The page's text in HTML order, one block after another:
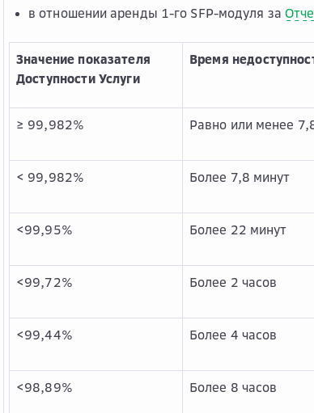
в отношении аренды 1-го SFP-модуля за
Значение показателя
Доступности Услуги
Время
≥ 99,982% Равно или менее
< 99,982% Более 7,8 минут
<99,95% Более 22 минут
<99,72% Более 2 часов
<99,44% Более 4 часов
<98,89% Более 8 часов